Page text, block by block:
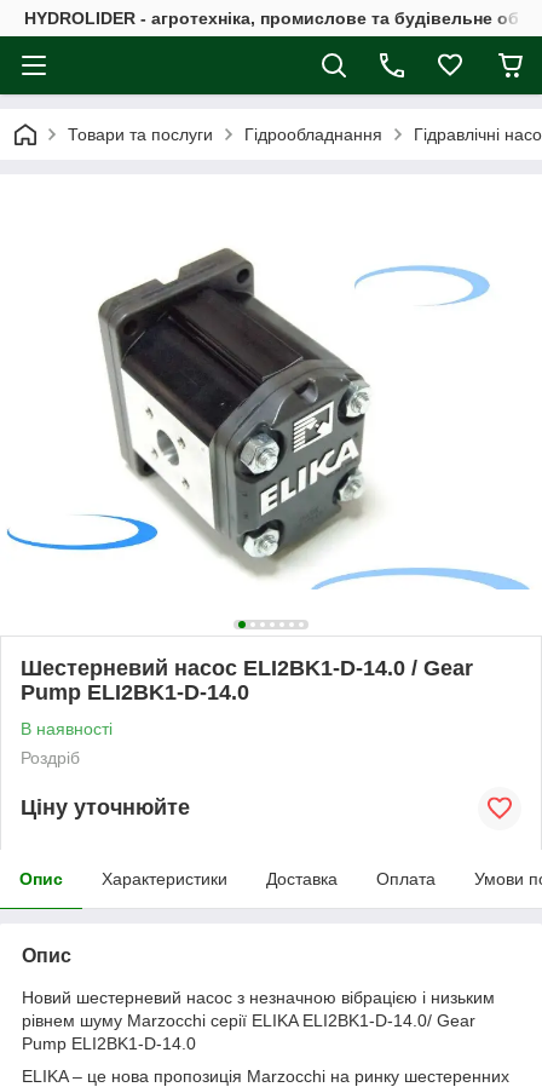
HYDROLIDER - агротехніка, промислове та будівельне
Товари та послуги Гідрообладнання Гідравлічні
Шестерневий насос ELI2BK1-D-14.0 / Gear
Pump ELI2BK1-D-14.0
В наявності
Роздріб
Ціну уточнюйте
Опис Характеристики Доставка Оплата Умови
Опис
Новий шестерневий насос з незначною вібрацією і низьким
рівнем шуму Marzocchi серії ELIKA ELI2BK1-D-14.0/ Gear
Pump ELI2BK1-D-14.0
ELIKA – це нова пропозиція Marzocchi на ринку шестеренних